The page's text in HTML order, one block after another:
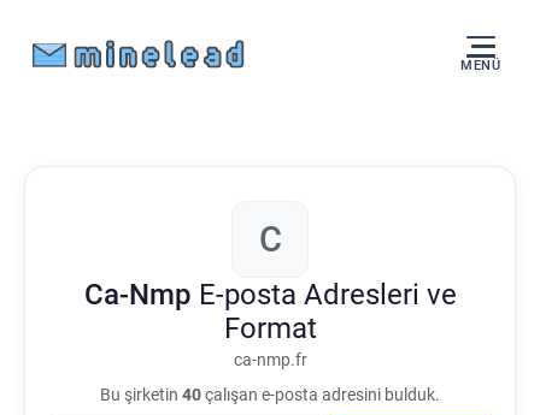
MENÜ
C
Ca-Nmp E-posta Adresleri ve
Format
ca-nmp.fr
Bu şirketin 40çalışan e-posta adresini bulduk.